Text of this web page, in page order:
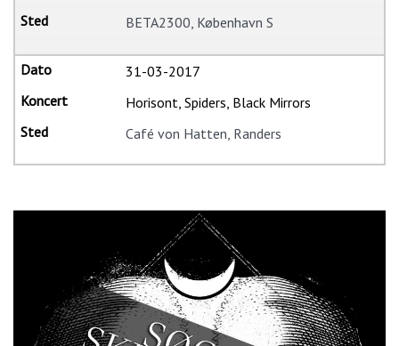
BETA2300, København S
31-03-2017
Horisont, Spiders, Black Mirrors
Café von Hatten, Randers